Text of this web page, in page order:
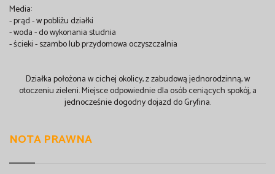
Media:
- prąd - w pobliżu działki
- woda - do wykonania studnia
- ścieki - szambo lub przydomowa oczyszczalnia
Działka położona w cichej okolicy, z zabudową jednorodzinną, w
otoczeniu zieleni. Miejsce odpowiednie dla osób ceniących spokój, a
jednocześnie dogodny dojazd do Gryfina.
NOTA PRAWNA